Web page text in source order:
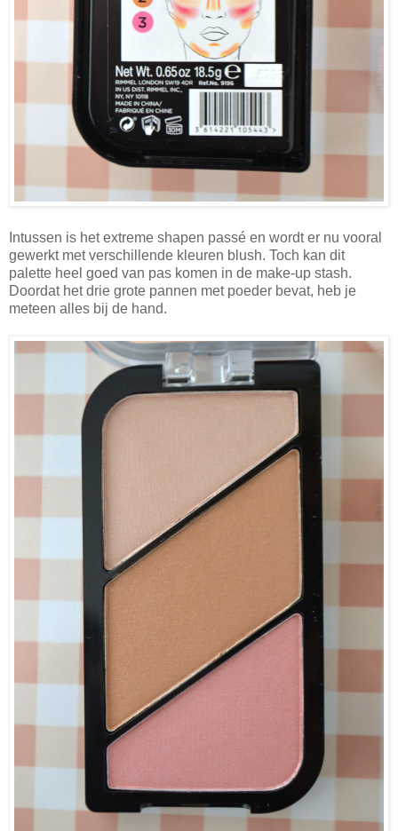
Intussen is het extreme shapen passé en wordt er nu vooral
gewerkt met verschillende kleuren blush. Toch kan dit
palette heel goed van pas komen in de make-up stash.
Doordat het drie grote pannen met poeder bevat, heb je
meteen alles bij de hand.